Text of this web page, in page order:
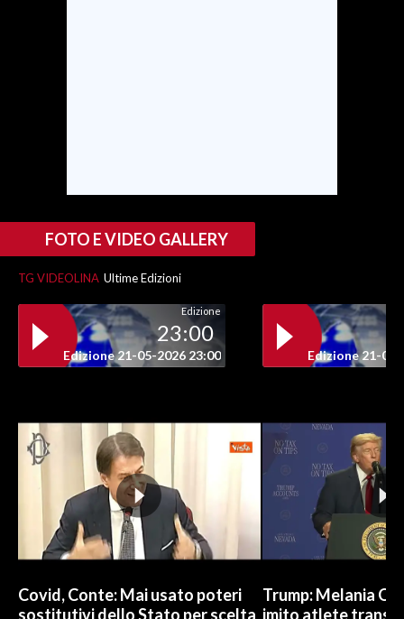
FOTO E VIDEO GALLERY
TG VIDEOLINA Ultime Edizioni
Edizione
23:00
Edizione 21-05-2026 23:00 Edizione 21-05-
Covid, Conte: Mai usato poteri
sostitutivi dello Stato per scelta
Trump: Melania
imito atlete trans,